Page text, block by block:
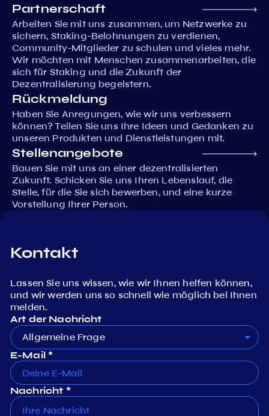
Partnerschaft
Arbeiten Sie mit uns zusammen, um Netzwerke zu
sichern, Staking-Belohnungen zu verdienen,
Community-Mitglieder zu schulen und vieles mehr.
Wir möchten mit Menschen zusammenarbeiten, die
sich für Staking und die Zukunft der
Dezentralisierung begeistern.
Rückmeldung
Haben Sie Anregungen, wie wir uns verbessern
können? Teilen Sie uns Ihre Ideen und Gedanken zu
unseren Produkten und Dienstleistungen mit.
Stellenangebote
Bauen Sie mit uns an einer dezentralisierten
Zukunft. Schicken Sie uns Ihren Lebenslauf, die
Stelle, für die Sie sich bewerben, und eine kurze
Vorstellung Ihrer Person.
Kontakt
Lassen Sie uns wissen, wie wir Ihnen helfen können,
und wir werden uns so schnell wie möglich bei Ihnen
melden.
Art der Nachricht
Allgemeine Frage
E-Mail *
Nachricht *